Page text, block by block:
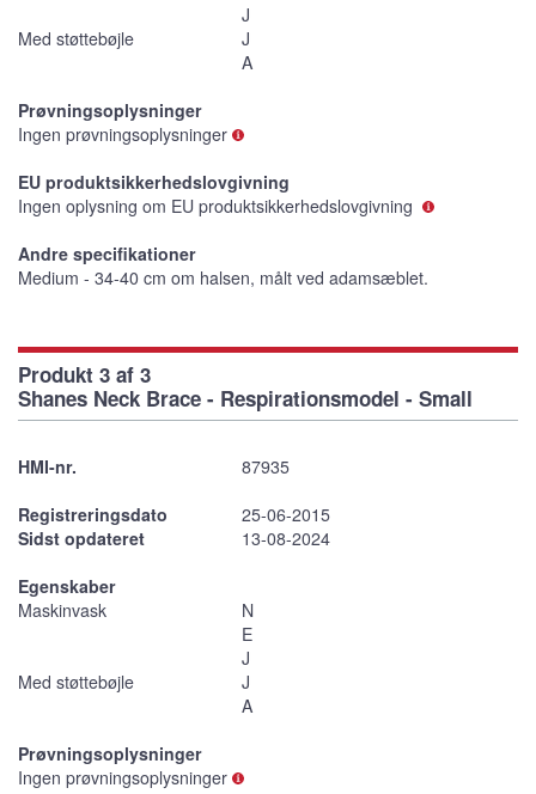
J
Med støttebøjle
J
A
Prøvningsoplysninger
Ingen prøvningsoplysninger
EU produktsikkerhedslovgivning
Ingen oplysning om EU produktsikkerhedslovgivning
Andre specifikationer
Medium - 34-40 cm om halsen, målt ved adamsæblet.
Produkt 3 af 3
Shanes Neck Brace - Respirationsmodel - Small
HMI-nr.
87935
Registreringsdato
25-06-2015
Sidst opdateret
13-08-2024
Egenskaber
Maskinvask
N
E
J
Med støttebøjle
J
A
Prøvningsoplysninger
Ingen prøvningsoplysninger